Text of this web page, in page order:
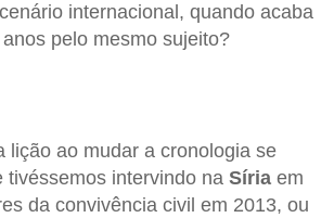
internacional, quando acaba
pelo mesmo sujeito?
lição ao mudar a cronologia se
tivéssemos intervindo na Síria em
da convivência civil em 2013, ou